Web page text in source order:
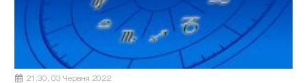
21:30, 03 Червня 2022